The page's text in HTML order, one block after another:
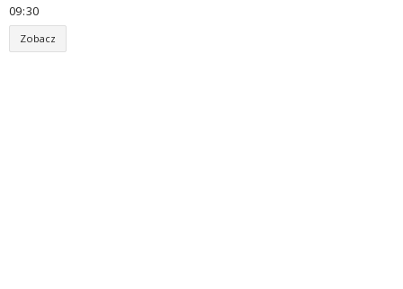
09:30
Zobacz